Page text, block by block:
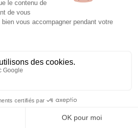
106€
permis